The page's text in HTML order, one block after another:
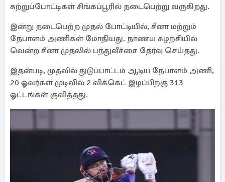
சுற்றுப்போட்டிகள் சிங்கப்பூரில் நடைபெற்று வருகிறது.
இன்று நடைபெற்ற முதல் போட்டியில், சீனா மற்றும்
நேபாளம் அணிகள் மோதியது. நாணய சுழற்சியில்
வென்ற சீனா முதலில் பந்துவீச்சை தேர்வு செய்தது.
இதன்படி, முதலில் துடுப்பாட்டம் ஆடிய நேபாளம் அணி,
20 ஓவர்கள் முடிவில் 2 விக்கெட் இழப்பிற்கு 313
ஓட்டங்கள் குவித்தது.